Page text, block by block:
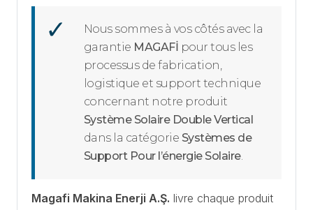
Nous sommes à vos côtés avec la
garantie MAGAFİ pour tous les
processus de fabrication,
logistique et support technique
concernant notre produit
Système Solaire Double Vertical
dans la catégorie Systèmes de
Support Pour l’énergie Solaire.
Magafi Makina Enerji A.Ş. livre chaque produit